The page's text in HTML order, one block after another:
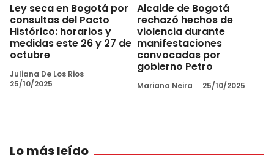
Ley seca en Bogotá por
consultas del Pacto
Histórico: horarios y
medidas este 26 y 27 de
octubre
Juliana De Los Rios
25/10/2025
Alcalde de Bogotá
rechazó hechos de
violencia durante
manifestaciones
convocadas por
gobierno Petro
Mariana Neira 25/10/2025
Lo más leído